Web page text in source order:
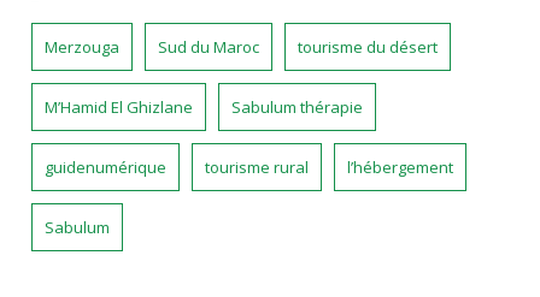
Merzouga Sud du Maroc tourisme du désert
M’Hamid El Ghizlane Sabulum thérapie
guidenumérique tourisme rural l’hébergement
Sabulum